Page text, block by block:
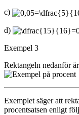
c)
d)
Exempel 3
Rektangeln nedanför
Exemplet säger att
procentsatsen enligt